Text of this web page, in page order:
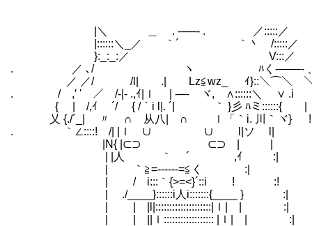
|＼ ＿ . -──- . ／:::::／
|::::::＼_／ ｀´ ｀丶 /:::::／
}:_:_:／ V:::／
. ／ ､/ ヽ ﾊく-――-
／ ／/ /l| .| Lz≦wz_ ｲ}::＼⌒＼
. / ,′ ' ／ /-|- .,ｲ|ｌ | -─- ヾ, ∧::::::＼ ∨ .i
{ | /,ｲ ´/ { /｀i l|. ´| ｀ }彡 ﾊミ::::::{ |
乂 {./´_| 〃 ∩ 从八| ∩ ｌ「｀i. 川｀ヾ}
. ｀∠::::! /| |ｌ ∪ ∪ l|ソ l| }
|N{ |⊂⊃ ⊂⊃ | |
| |人 ｀ ´ ,ｲ :| や「や
| ｀≧=‐----‐=≦く :|
| / i:::｀{>=<}´::i ! :! 騎士
| ./____}::::::i人i:::::::{____ } :|
| | |l|::::::::::::::::::::|ｌ| | :|
| | ||ｌ:::::::::::::::::: |ｌ| | :|